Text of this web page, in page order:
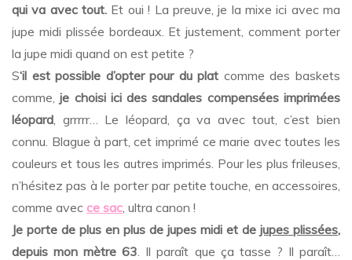
qui va avec tout. Et oui ! La preuve, je la mixe ici avec ma
jupe midi plissée bordeaux. Et justement, comment porter
la jupe midi quand on est petite ?
S‘il est possible d’opter pour du plat comme des baskets
comme,je choisi ici des sandales compensées imprimées
léopard , grrrrr… Le léopard, ça va avec tout, c’est bien
connu. Blague à part, cet imprimé ce marie avec toutes les
couleurs et tous les autres imprimés. Pour les plus frileuses,
n’hésitez pas à le porter par petite touche, en accessoires,
comme avec ce sac , ultra canon !
Je porte de plus en plus de jupes midi et de jupes plissées,
depuis mon mètre 63 . Il paraît que ça tasse ? Il paraît…